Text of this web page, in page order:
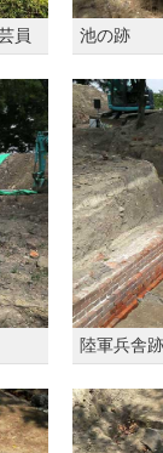
員 池の跡
陸軍兵舎